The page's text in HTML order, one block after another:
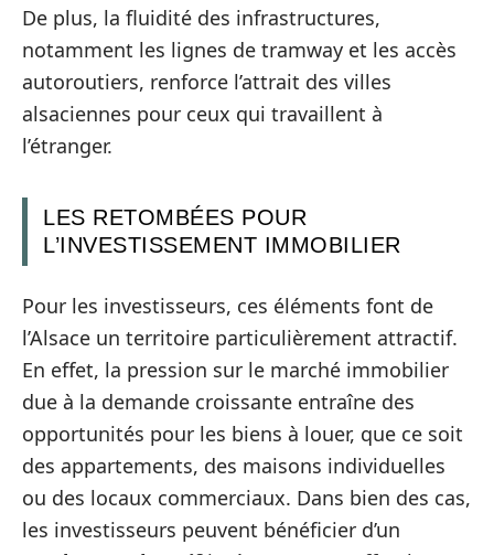
De plus, la fluidité des infrastructures,
notamment les lignes de tramway et les accès
autoroutiers, renforce l’attrait des villes
alsaciennes pour ceux qui travaillent à
l’étranger.
LES RETOMBÉES POUR
L’INVESTISSEMENT IMMOBILIER
Pour les investisseurs, ces éléments font de
l’Alsace un territoire particulièrement attractif.
En effet, la pression sur le marché immobilier
due à la demande croissante entraîne des
opportunités pour les biens à louer, que ce soit
des appartements, des maisons individuelles
ou des locaux commerciaux. Dans bien des cas,
les investisseurs peuvent bénéficier d’un